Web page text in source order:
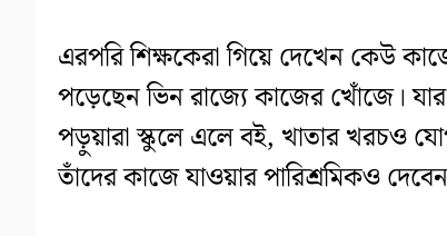
এরপরি শিক্ষকেরা গিয়ে দেখেন কেউ
পড়েছেন ভিন রাজ্যে কাজের খোঁজে।
পড়ুয়ারা স্কুলে এলে বই, খাতার খরচও
তাঁদের কাজে যাওয়ার পারিশ্রমিকও